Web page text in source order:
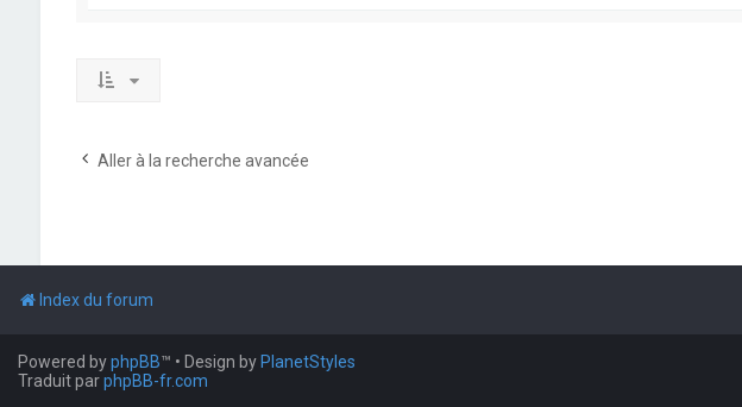
Aller à la recherche avancée
Index du forum
Powered byphpBB™ • Design by PlanetStyles
Traduit parphpBB-fr.com